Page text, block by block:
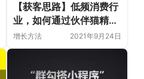
【获客思路】低频消费行
业，如何通过伙伴猫精准
获客
增长方法 2021年9月24日